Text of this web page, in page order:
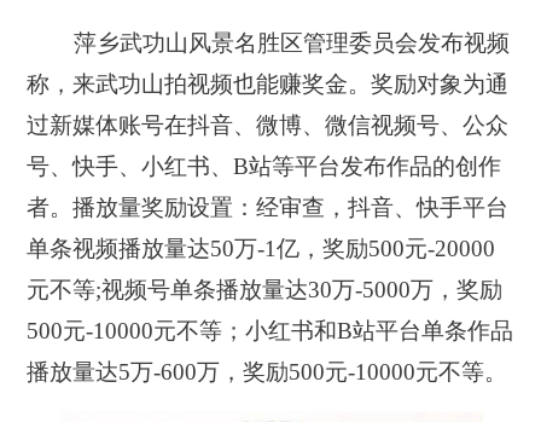
萍乡武功山风景名胜区管理委员会发布视频
称，来武功山拍视频也能赚奖金。奖励对象为通
过新媒体账号在抖音、微博、微信视频号、公众
号、快手、小红书、B站等平台发布作品的创作
者。播放量奖励设置：经审查，抖音、快手平台
单条视频播放量达50万-1亿，奖励500元-20000
元不等;视频号单条播放量达30万-5000万，奖励
500元-10000元不等；小红书和B站平台单条作品
播放量达5万-600万，奖励500元-10000元不等。